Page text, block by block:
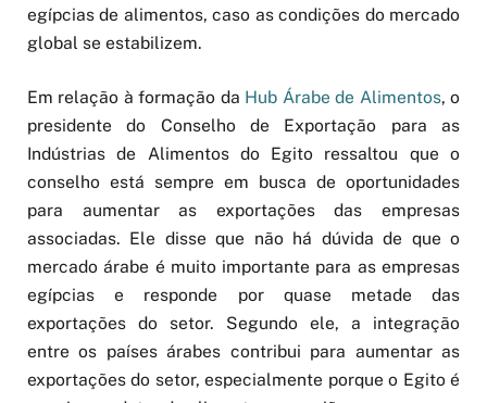
egípcias de alimentos, caso as condições do mercado
global se estabilizem.
Em relação à formação da Hub Árabe de Alimentos, o
presidente do Conselho de Exportação para as
Indústrias de Alimentos do Egito ressaltou que o
conselho está sempre em busca de oportunidades
para aumentar as exportações das empresas
associadas. Ele disse que não há dúvida de que o
mercado árabe é muito importante para as empresas
egípcias e responde por quase metade das
exportações do setor. Segundo ele, a integração
entre os países árabes contribui para aumentar as
exportações do setor, especialmente porque o Egito é